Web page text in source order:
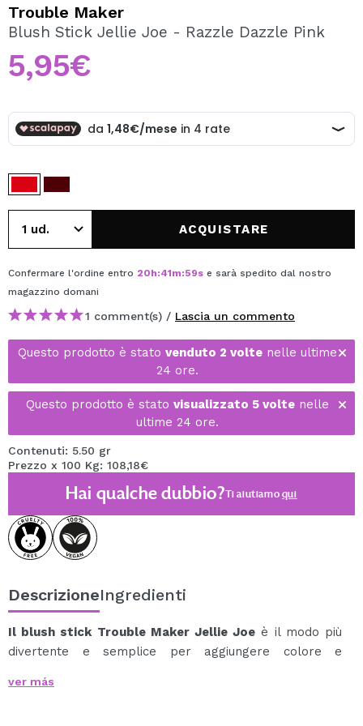
Creando un account su Maquibeauty.it potrai fare i tuoi
acquisti velocemente, controllare lo stato dei tuoi ordini e
consultare le tue operazioni precedenti.
CREARE UN ACCOUNT
Trouble Maker
Blush Stick Jellie Joe - Razzle Dazzle Pink
5,95€
ACQUISTARE
Confermare l'ordine entro 20h:41m:59s e sarà spedito dal nostro
magazzino domani
1 comment(s) / Lascia un commento
Questo prodotto è stato venduto 2 volte nelle ultime
24 ore.
Questo prodotto è stato visualizzato 5 volte nelle
ultime 24 ore.
Contenuti: 5.50 gr
Prezzo x 100 Kg: 108,18€
Hai qualche dubbio?Ti aiutiamoqui
DescrizioneIngredienti
Il blush stick Trouble Maker Jellie Joe è il modo più
divertente e semplice per aggiungere colore e
La sua texture leggera e gelatinosa scivola
ver más